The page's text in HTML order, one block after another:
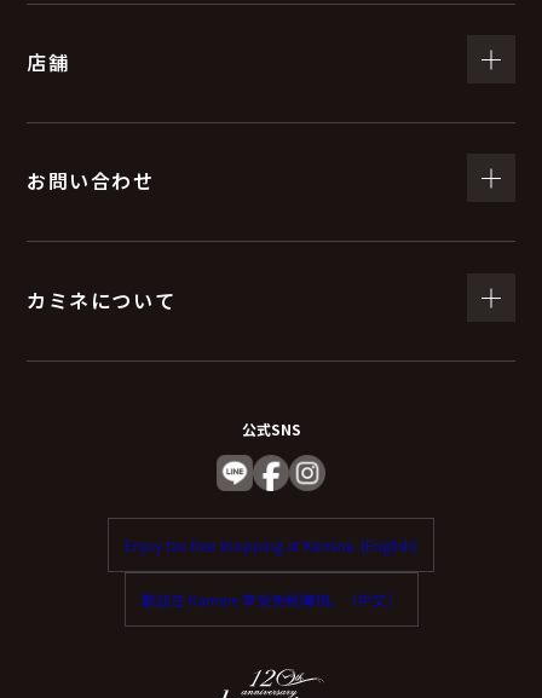
店舗
お問い合わせ
カミネについて
公式SNS
Enjoy tax-free shopping at Kamine. (English)
歡迎在 Kamine 享受免稅購物。（中文）